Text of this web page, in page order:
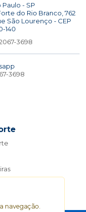
- SP
do Rio Branco, 762
São Lourenço - CEP
140
2067-3698
3698
navegação.